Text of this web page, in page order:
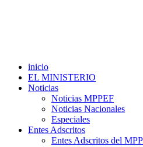
inicio
EL MINISTERIO
Noticias
Noticias MPPEF
Noticias Nacionales
Especiales
Entes Adscritos
Entes Adscritos del